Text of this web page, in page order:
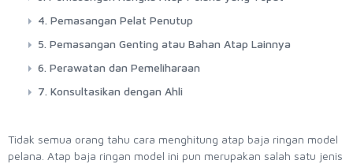
4. Pemasangan Pelat Penutup
5. Pemasangan Genting atau Bahan Atap Lainnya
6. Perawatan dan Pemeliharaan
7. Konsultasikan dengan Ahli
Tidak semua orang tahu cara menghitung atap baja ringan model
pelana. Atap baja ringan model ini pun merupakan salah satu jenis